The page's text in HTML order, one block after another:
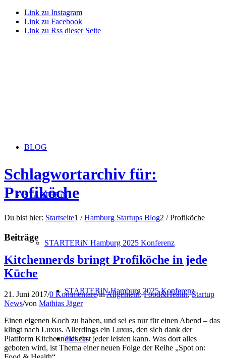
Link zu Instagram
Link zu Facebook
Link zu Rss dieser Seite
BLOG
STARTERiN
STARTERiN Hamburg 2025 Konferenz
STARTERiN Hamburg 2025 Konferenz
Tickets
Schlagwortarchiv für:
Profiköche
Du bist hier: Startseite1 / Hamburg Startups Blog2 / Profiköche
Beiträge
Kitchennerds bringt Profiköche in jede
Küche
21. Juni 2017/0 Kommentare/inAllgemein,Food&Health,Startup
News/von Mathias Jäger
Einen eigenen Koch zu haben, und sei es nur für einen Abend – das
klingt nach Luxus. Allerdings ein Luxus, den sich dank der
Plattform Kitchennerds fast jeder leisten kann. Was dort alles
geboten wird, ist Thema einer neuen Folge der Reihe „Spot on: